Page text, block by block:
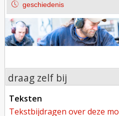
geschiedenis
draag zelf bij
teksten
tekstbijdragen over deze